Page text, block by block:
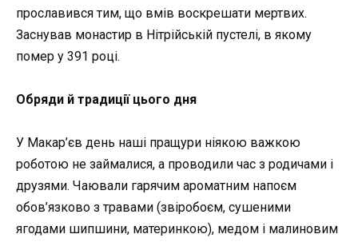
прославився тим, що вмів воскрешати мертвих.
Заснував монастир в Нітрійській пустелі, в якому
помер у 391 році.
Обряди й традиції цього дня
У Макар’єв день наші пращури ніякою важкою
роботою не займалися, а проводили час з родичами і
друзями. Чаювали гарячим ароматним напоєм
обов’язково з травами (звіробоєм, сушеними
ягодами шипшини, материнкою), медом і малиновим